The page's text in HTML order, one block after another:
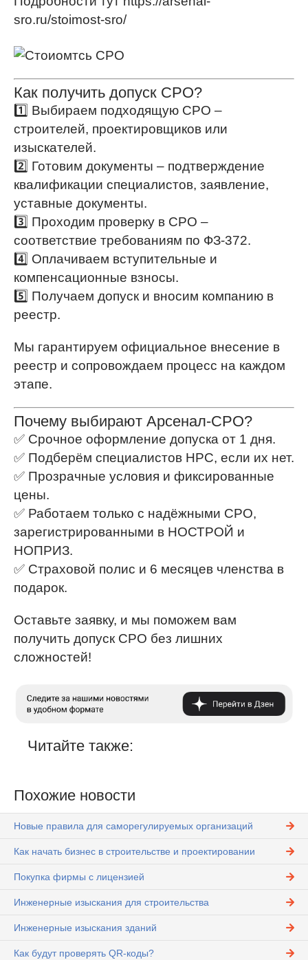
sro.ru/stoimost-sro/
Как получить допуск СРО?
1️⃣ Выбираем подходящую СРО –
строителей, проектировщиков или
изыскателей.
2️⃣ Готовим документы – подтверждение
квалификации специалистов, заявление,
уставные документы.
3️⃣ Проходим проверку в СРО –
соответствие требованиям по ФЗ-372.
4️⃣ Оплачиваем вступительные и
компенсационные взносы.
5️⃣ Получаем допуск и вносим компанию в
реестр.
Мы гарантируем официальное внесение в
реестр и сопровождаем процесс на каждом
этапе.
Почему выбирают Арсенал-СРО?
✅ Срочное оформление допуска от 1 дня.
✅ Подберём специалистов НРС, если их нет.
✅ Прозрачные условия и фиксированные
цены.
✅ Работаем только с надёжными СРО,
зарегистрированными в НОСТРОЙ и
НОПРИЗ.
✅ Страховой полис и 6 месяцев членства в
подарок.
Оставьте заявку, и мы поможем вам
получить допуск СРО без лишних
сложностей!
Читайте также:
Похожие новости
Новые правила для саморегулируемых организаций
Как начать бизнес в строительстве и проектировании
Покупка фирмы с лицензией
Инженерные изыскания для строительства
Инженерные изыскания зданий
Как будут проверять QR-коды?